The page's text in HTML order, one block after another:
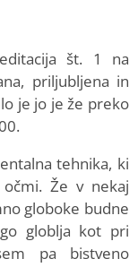
št. 1 na
priljubljena in
je jo je že preko
tehnika, ki
Že v nekaj
globoke budne
globlja kot pri
pa bistveno